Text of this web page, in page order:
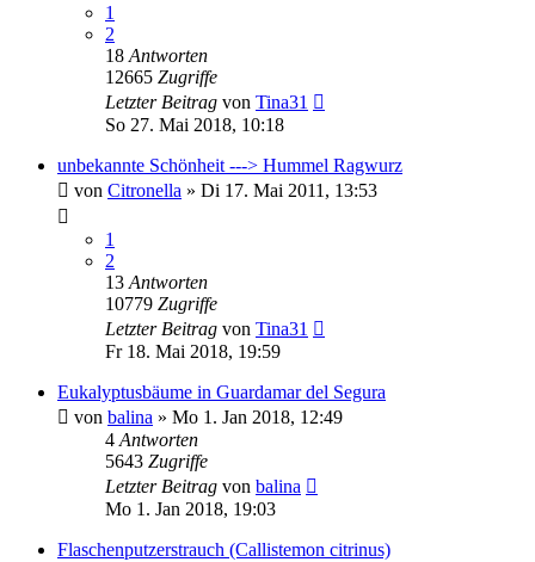
1
2
18 Antworten
12665 Zugriffe
Letzter Beitrag von Tina31
So 27. Mai 2018, 10:18
unbekannte Schönheit ---> Hummel Ragwurz
von Citronella » Di 17. Mai 2011, 13:53
1
2
13 Antworten
10779 Zugriffe
Letzter Beitrag von Tina31
Fr 18. Mai 2018, 19:59
Eukalyptusbäume in Guardamar del Segura
von balina » Mo 1. Jan 2018, 12:49
4 Antworten
5643 Zugriffe
Letzter Beitrag von balina
Mo 1. Jan 2018, 19:03
Flaschenputzerstrauch (Callistemon citrinus)